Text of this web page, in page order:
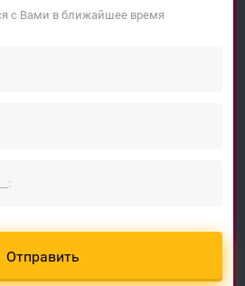
с Вами в ближайшее время
Отправить